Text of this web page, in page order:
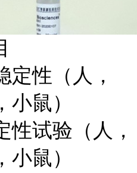
定性（人，
鼠）
性试验（人，
鼠）